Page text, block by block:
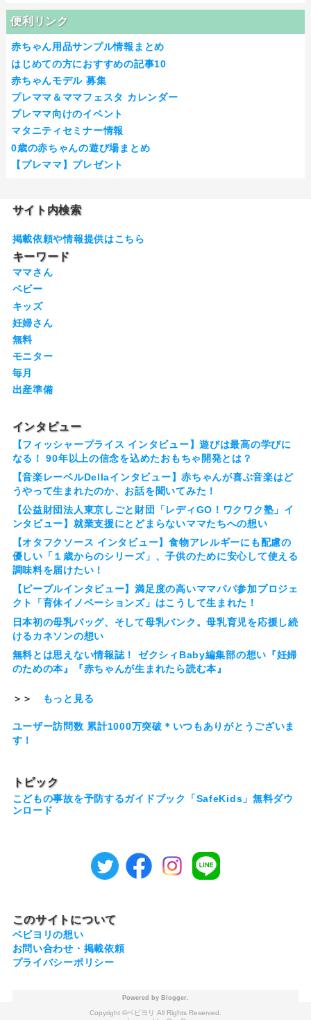
便利リンク
赤ちゃん用品サンプル情報まとめ
はじめての方におすすめの記事10
赤ちゃんモデル 募集
プレママ＆ママフェスタ カレンダー
プレママ向けのイベント
マタニティセミナー情報
0歳の赤ちゃんの遊び場まとめ
【プレママ】プレゼント
サイト内検索
掲載依頼や情報提供はこちら
キーワード
ママさん
ベビー
キッズ
妊婦さん
無料
モニター
毎月
出産準備
インタビュー
【フィッシャープライス インタビュー】遊びは最高の学びに
なる！ 90年以上の信念を込めたおもちゃ開発とは？
【音楽レーベルDellaインタビュー】赤ちゃんが喜ぶ音楽はど
うやって生まれたのか、お話を聞いてみた！
【公益財団法人東京しごと財団「レディGO！ワクワク塾」イ
ンタビュー】就業支援にとどまらないママたちへの想い
【オタフクソース インタビュー】食物アレルギーにも配慮の
優しい「１歳からのシリーズ」、子供のために安心して使える
調味料を届けたい！
【ピープルインタビュー】満足度の高いママパパ参加プロジェ
クト「育休イノベーションズ」はこうして生まれた！
日本初の母乳バッグ、そして母乳バンク。母乳育児を応援し続
けるカネソンの想い
無料とは思えない情報誌！ ゼクシィBaby編集部の想い『妊婦
のための本』『赤ちゃんが生まれたら読む本』
＞＞ もっと見る
ユーザー訪問数 累計1000万突破＊いつもありがとうございま
す！
トピック
こどもの事故を予防するガイドブック「SafeKids」無料ダウ
ンロード
このサイトについて
ベビヨリの想い
お問い合わせ・掲載依頼
プライバシーポリシー
Powered by Blogger.
ベビヨリ